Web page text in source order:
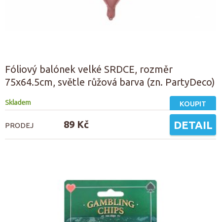
Fóliový balónek velké SRDCE, rozměr
75x64.5cm, světle růžová barva (zn. PartyDeco)
Skladem KOUPIT
PRODEJ 89 Kč DETAIL